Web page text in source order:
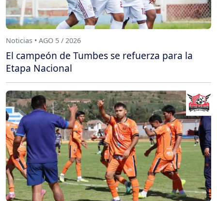
Noticias • AGO 5 / 2026
El campeón de Tumbes se refuerza para la
Etapa Nacional